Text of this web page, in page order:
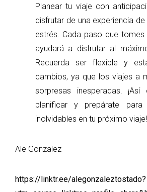
Planear tu viaje con
disfrutar de una experiencia
estrés. Cada paso que
ayudará a disfrutar al
Recuerda ser flexible y
cambios, ya que los viajes a
sorpresas inesperadas.
planificar y prepárate para
inolvidables en tu próximo viaje!
Ale Gonzalez
https://linktr.ee/alegonzaleztostado?